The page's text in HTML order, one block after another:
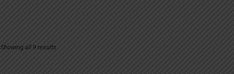
Showing all 9 results